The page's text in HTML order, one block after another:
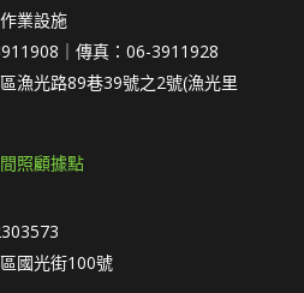
業設施
｜傳真：06-3911928
漁光路89巷39號之2號(漁光里
照顧據點
國光街100號